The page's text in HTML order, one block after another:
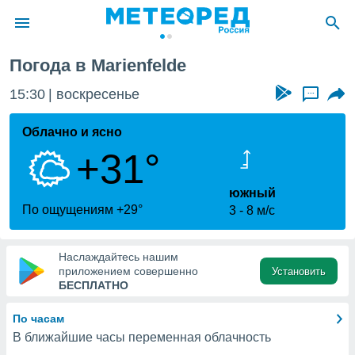
о
Вы можете
к этому
доступ
Погода в Marienfelde
15:30 воскресенье ...
Облачно и ясно
+31°
По ощущениям +29°
южный
3
8 м/с
Наслаждайтесь нашим
приложением совершенно
БЕСПЛАТНО
Установить
По часам
В ближайшие часы переменная облачность